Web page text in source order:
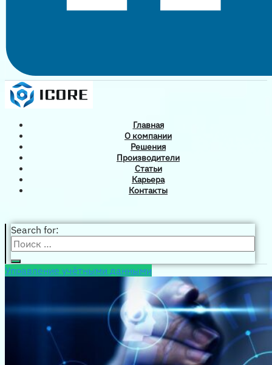
Главная
О компании
Решения
Производители
Статьи
Карьера
Контакты
Search for:
Управление учётными данными